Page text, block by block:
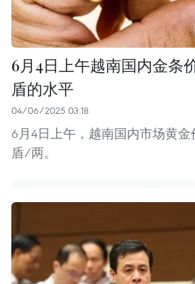
6月4日上午越南国内金条
盾的水平
04/06/2025 03:18
6月4日上午，越南国内市场黄金
盾/两。